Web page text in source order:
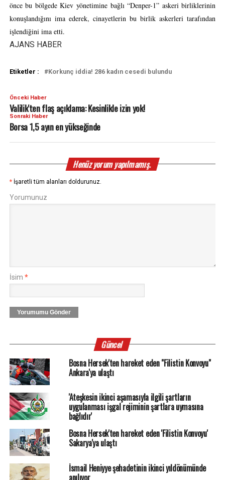
önce bu bölgede Kiev yönetimine bağlı “Denper-1” askeri birliklerinin
konuşlandığını ima ederek, cinayetlerin bu birlik askerleri tarafından
işlendiğini ima etti.
AJANS HABER
Etiketler : Korkunç iddia! 286 kadın cesedi bulundu
Önceki Haber
Valilik'ten flaş açıklama: Kesinlikle izin yok!
Sonraki Haber
Borsa 1,5 ayın en yükseğinde
Henüz yorum yapılmamış.
* İşaretli tüm alanları doldurunuz.
Yorumunuz
İsim *
Yorumumu Gönder
Güncel
Bosna Hersek'ten hareket eden "Filistin Konvoyu"
Ankara'ya ulaştı
'Ateşkesin ikinci aşamasıyla ilgili şartların
uygulanması işgal rejiminin şartlara uymasına
bağlıdır'
Bosna Hersek'ten hareket eden 'Filistin Konvoyu'
Sakarya'ya ulaştı
İsmail Heniyye şehadetinin ikinci yıldönümünde
anılıyor